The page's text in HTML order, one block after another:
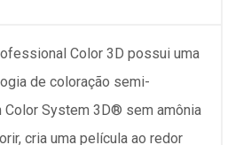
Color 3D possui uma
de coloração semi-
Color System 3D® sem amônia
cria uma película ao redor